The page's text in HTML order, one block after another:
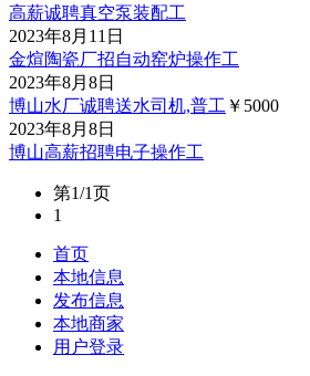
高薪诚聘真空泵装配工
2023年8月11日
金煊陶瓷厂招自动窑炉操作工
2023年8月8日
博山水厂诚聘送水司机,普工 ￥5000
2023年8月8日
博山高薪招聘电子操作工
第1/1页
1
首页
本地信息
发布信息
本地商家
用户登录